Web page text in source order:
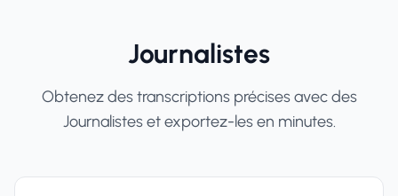
Journalistes
Obtenez des transcriptions précises avec des
Journalistes et exportez-les en minutes.